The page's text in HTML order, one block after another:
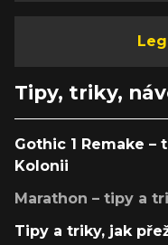
Tipy, triky,
Gothic 1 Remake
Kolonii
Marathon – tipy a
Tipy a triky, jak